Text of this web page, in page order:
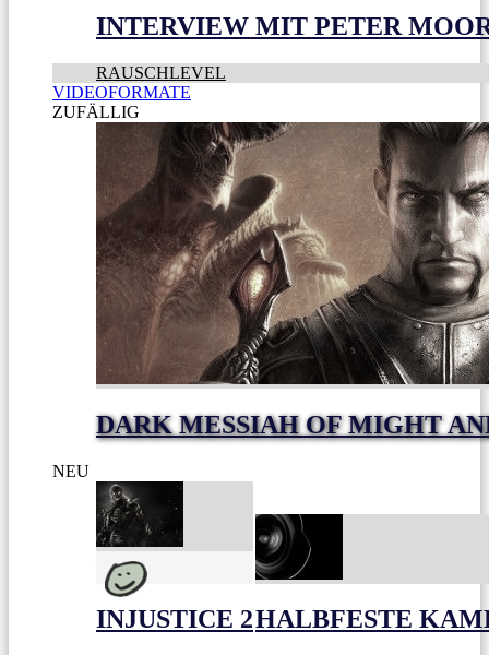
INTERVIEW MIT PETER
RAUSCHLEVEL
VIDEOFORMATE
ZUFÄLLIG
DARK MESSIAH OF MIGHT
NEU
INJUSTICE 2HALBFESTE